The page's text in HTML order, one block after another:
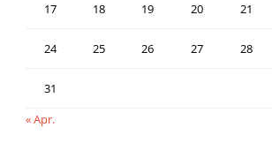
17 18 19 20 21
24 25 26 27 28
31
« Apr.